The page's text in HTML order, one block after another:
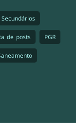
de posts PGR